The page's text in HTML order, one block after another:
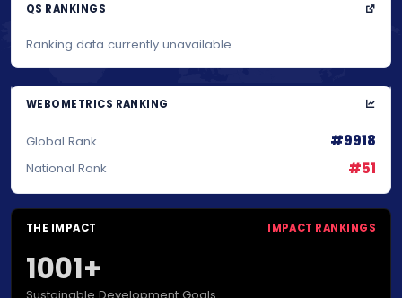
QS RANKINGS
Ranking data currently unavailable.
WEBOMETRICS RANKING
Global Rank #9918
National Rank #51
THE IMPACT IMPACT RANKINGS
1001+
Sustainable Development Goals